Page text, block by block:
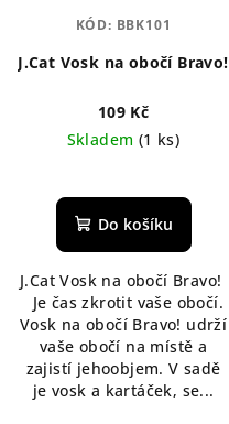
J.Cat Vosk na obočí Bravo!
109 Kč
Skladem (1 ks)
hodnocení
produktu
z
5
hvězdiček.
Do košíku
J.Cat Vosk na obočí Bravo!
Je čas zkrotit vaše obočí.
Vosk na obočí Bravo! udrží
vaše obočí na místě a
zajistí jehoobjem. V sadě
je vosk a kartáček, se...
KÓD: BBK101